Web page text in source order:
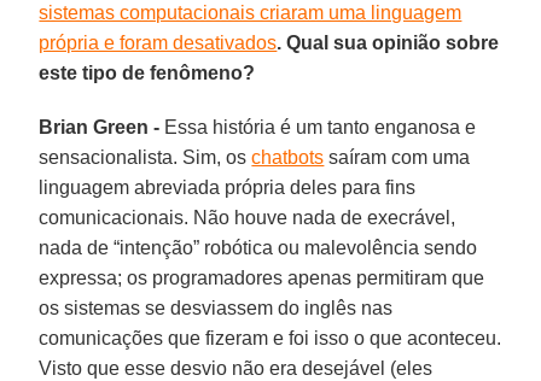
sistemas computacionais criaram uma linguagem
própria e foram desativados. Qual sua opinião sobre
este tipo de fenômeno?
Brian Green - Essa história é um tanto enganosa e
sensacionalista. Sim, oschatbots saíram com uma
linguagem abreviada própria deles para fins
comunicacionais. Não houve nada de execrável,
nada de “intenção” robótica ou malevolência sendo
expressa; os programadores apenas permitiram que
os sistemas se desviassem do inglês nas
comunicações que fizeram e foi isso o que aconteceu.
Visto que esse desvio não era desejável (eles